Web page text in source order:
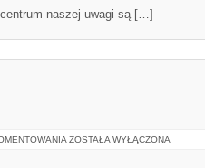
naszej uwagi są […]
HISTORIA
ZOSTAŁA WYŁĄCZONA